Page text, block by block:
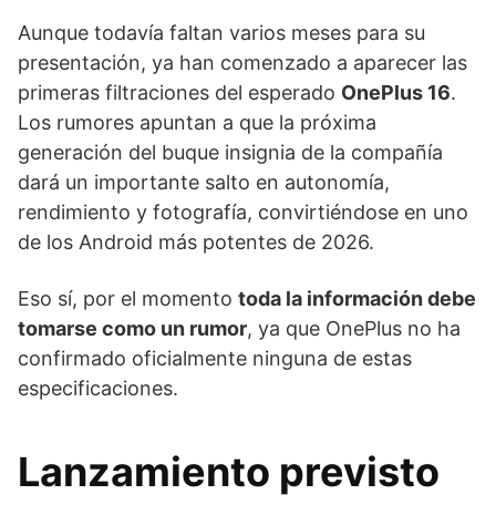
Aunque todavía faltan varios meses para su
presentación, ya han comenzado a aparecer las
primeras filtraciones del esperado OnePlus 16.
Los rumores apuntan a que la próxima
generación del buque insignia de la compañía
dará un importante salto en autonomía,
rendimiento y fotografía, convirtiéndose en uno
de los Android más potentes de 2026.
Eso sí, por el momento toda la información debe
tomarse como un rumor, ya que OnePlus no ha
confirmado oficialmente ninguna de estas
especificaciones.
Lanzamiento previsto